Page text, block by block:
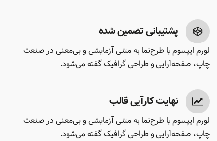
پشتیبانی تضمین شده
لورم ایپسوم یا طرح‌نما به متنی آزمایشی و بی‌معنی در صنعت
چاپ، صفحه‌آرایی و طراحی گرافیک گفته می‌شود.
نهایت کارآیی قالب
لورم ایپسوم یا طرح‌نما به متنی آزمایشی و بی‌معنی در صنعت
چاپ، صفحه‌آرایی و طراحی گرافیک گفته می‌شود.